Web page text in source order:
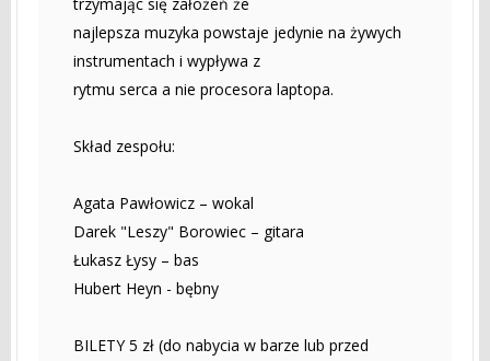
najlepsza muzyka powstaje jedynie na żywych
instrumentach i wypływa z
rytmu serca a nie procesora laptopa.
Skład zespołu:
Agata Pawłowicz – wokal
Darek "Leszy" Borowiec – gitara
Łukasz Łysy – bas
Hubert Heyn - bębny
BILETY 5 zł (do nabycia w barze lub przed